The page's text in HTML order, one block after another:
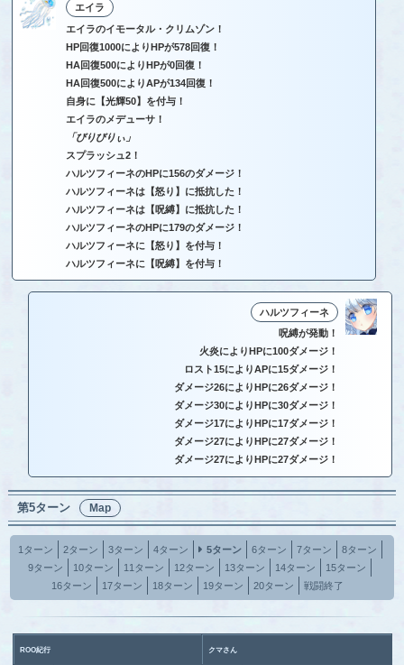
エイラ
エイラのイモータル・クリムゾン！
HP回復1000によりHPが578回復！
HA回復500によりHPが0回復！
HA回復500によりAPが134回復！
自身に【光輝50】を付与！
エイラのメデューサ！
「びりびりぃ」
スプラッシュ2！
ハルツフィーネのHPに156のダメージ！
ハルツフィーネは【怒り】に抵抗した！
ハルツフィーネは【呪縛】に抵抗した！
ハルツフィーネのHPに179のダメージ！
ハルツフィーネに【怒り】を付与！
ハルツフィーネに【呪縛】を付与！
ハルツフィーネ
呪縛が発動！
火炎によりHPに100ダメージ！
ロスト15によりAPに15ダメージ！
ダメージ26によりHPに26ダメージ！
ダメージ30によりHPに30ダメージ！
ダメージ17によりHPに17ダメージ！
ダメージ27によりHPに27ダメージ！
ダメージ27によりHPに27ダメージ！
第5ターン Map
1ターン 2ターン 3ターン 4ターン 5ターン 6ターン 7ターン
8ターン
9ターン
10ターン 11ターン 12ターン 13ターン 14ターン
15ターン
16ターン
17ターン 18ターン 19ターン 20ターン 戦闘終了
ROO紀行 クマさん